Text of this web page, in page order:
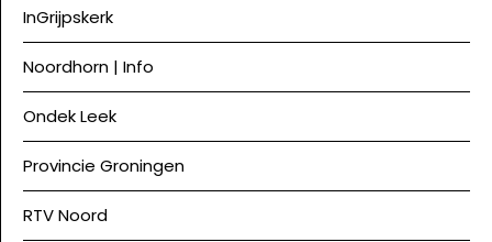
InGrijpskerk
Noordhorn | Info
Ondek Leek
Provincie Groningen
RTV Noord